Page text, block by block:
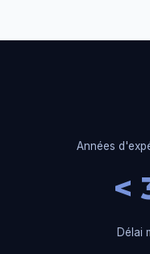
Années
<
Délai